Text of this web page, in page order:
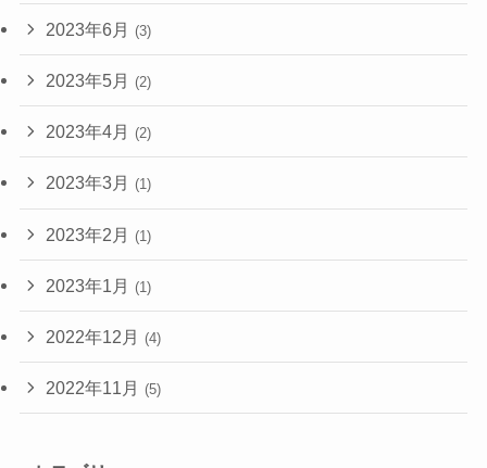
2023年6月 (3)
2023年5月 (2)
2023年4月 (2)
2023年3月 (1)
2023年2月 (1)
2023年1月 (1)
2022年12月 (4)
2022年11月 (5)